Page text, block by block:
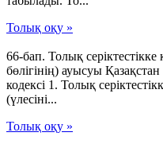
Толық оқу »
66-бап. Толық
бөлiгiнiң) ауысуы
кодексi 1. Толық
(үлесiнi...
Толық оқу »